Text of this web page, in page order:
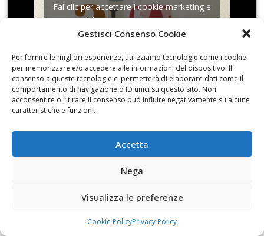
Gestisci Consenso Cookie
Per fornire le migliori esperienze, utilizziamo tecnologie come i cookie
per memorizzare e/o accedere alle informazioni del dispositivo. Il
consenso a queste tecnologie ci permetterà di elaborare dati come il
comportamento di navigazione o ID unici su questo sito. Non
acconsentire o ritirare il consenso può influire negativamente su alcune
caratteristiche e funzioni.
Accetta
Nega
Visualizza le preferenze
Cookie PolicyPrivacy Policy
Fai clic per accettare i cookie marketing e
abilitare questo contenuto
L’altra scultura di Sava
abilitare questo contenuto